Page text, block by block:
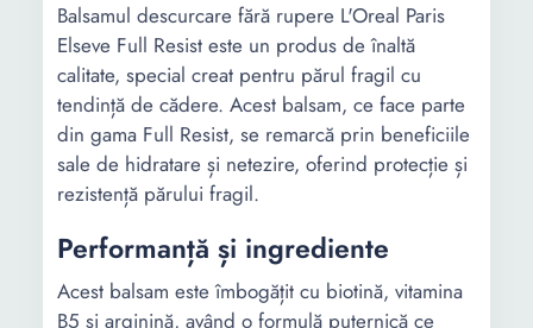
Balsamul descurcare fără rupere L'Oreal Paris
Elseve Full Resist este un produs de înaltă
calitate, special creat pentru părul fragil cu
tendință de cădere. Acest balsam, ce face parte
din gama Full Resist, se remarcă prin beneficiile
sale de hidratare și netezire, oferind protecție și
rezistență părului fragil.
Performanță și ingrediente
Acest balsam este îmbogățit cu biotină, vitamina
B5 și arginină, având o formulă puternică ce